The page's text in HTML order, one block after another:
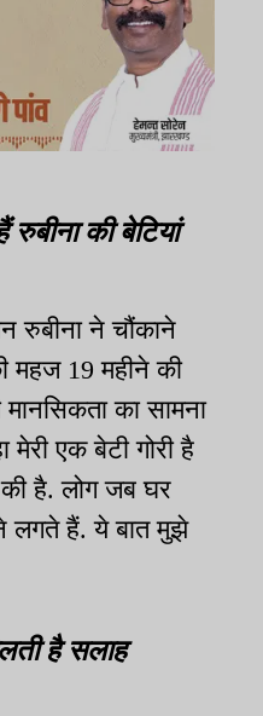
की बेटियां
रुबीना ने चौंकाने
महज 19 महीने की
का सामना
एक बेटी गोरी है
है. लोग जब घर
लगते हैं. ये बात मुझे
है सलाह